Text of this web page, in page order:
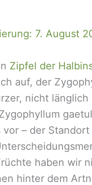
7. August
Zipfel der
auf, der
nicht
– der
haben wir
hinter dem